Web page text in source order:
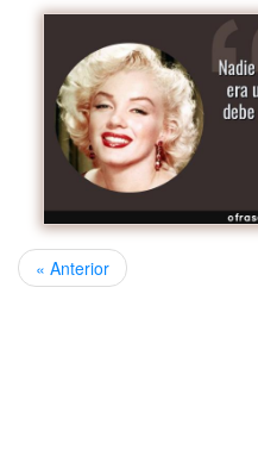
« Anterior